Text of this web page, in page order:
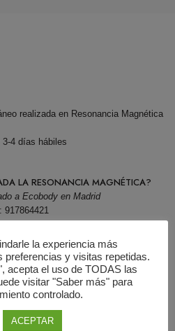
realizada en Resonancia Magnética
3-4 días hábiles
LA RESONANCIA MAGNÉTICA?
a Ecobody en Madrid
la experiencia más
preferencias y visitas repetidas.
acepta el uso de TODAS las
visitar "Saber más" para
controlado.
ACEPTAR